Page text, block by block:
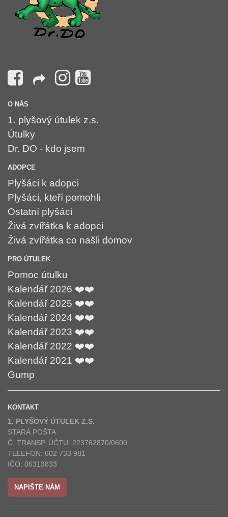
O NÁS
1. plyšový útulek z.s.
Útulky
Dr. DO - kdo jsem
ADOPCE
Plyšáci k adopci
Plyšáci, kteří pomohli
Ostatní plyšáci
Živá zvířátka k adopci
Živá zvířátka co našli domov
PRO ÚTULEK
Pomoc útulku
Kalendář 2026 ❤️❤️
Kalendář 2025 ❤️❤️
Kalendář 2024 ❤️❤️
Kalendář 2023 ❤️❤️
Kalendář 2022 ❤️❤️
Kalendář 2021 ❤️❤️
Gump
KONTAKT
1. PLYŠOVÝ ÚTULEK Z.S.
STARÁ POŠTA
Č. TRANSP. ÚČTU: 223762870/0600
TELEFON: 602 733 981
IČO: 06313833
NAPIŠTE NÁM